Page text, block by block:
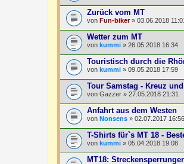
Zurück vom MT
von Fun-biker» 03.06.2018
Wetter zum MT
von kummi » 26.05.2018 16:34
Touristisch durch die
von kummi » 09.05.2018 17:59
Tour Samstag - Kreuz
von Gazzer » 27.05.2018 21:31
Anfahrt aus dem Westen
von Nonsens » 02.07.2017 16:56
T-Shirts für`s MT 18 -
von kummi » 05.04.2018 19:08
MT18: